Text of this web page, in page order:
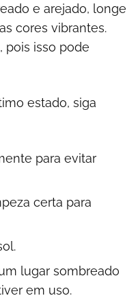
e arejado, longe
cores vibrantes.
pois isso pode
estado, siga
para evitar
certa para
lugar sombreado
em uso.